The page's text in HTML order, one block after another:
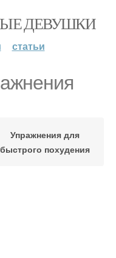
ДЕВУШКИ
статьи
Упражнения для
быстрого похудения